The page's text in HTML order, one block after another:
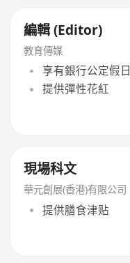
編輯 (Editor)
教育傳媒
享有銀行公定假日
提供彈性花紅
現場科文
華元創展(香港)有限公司
提供膳食津贴